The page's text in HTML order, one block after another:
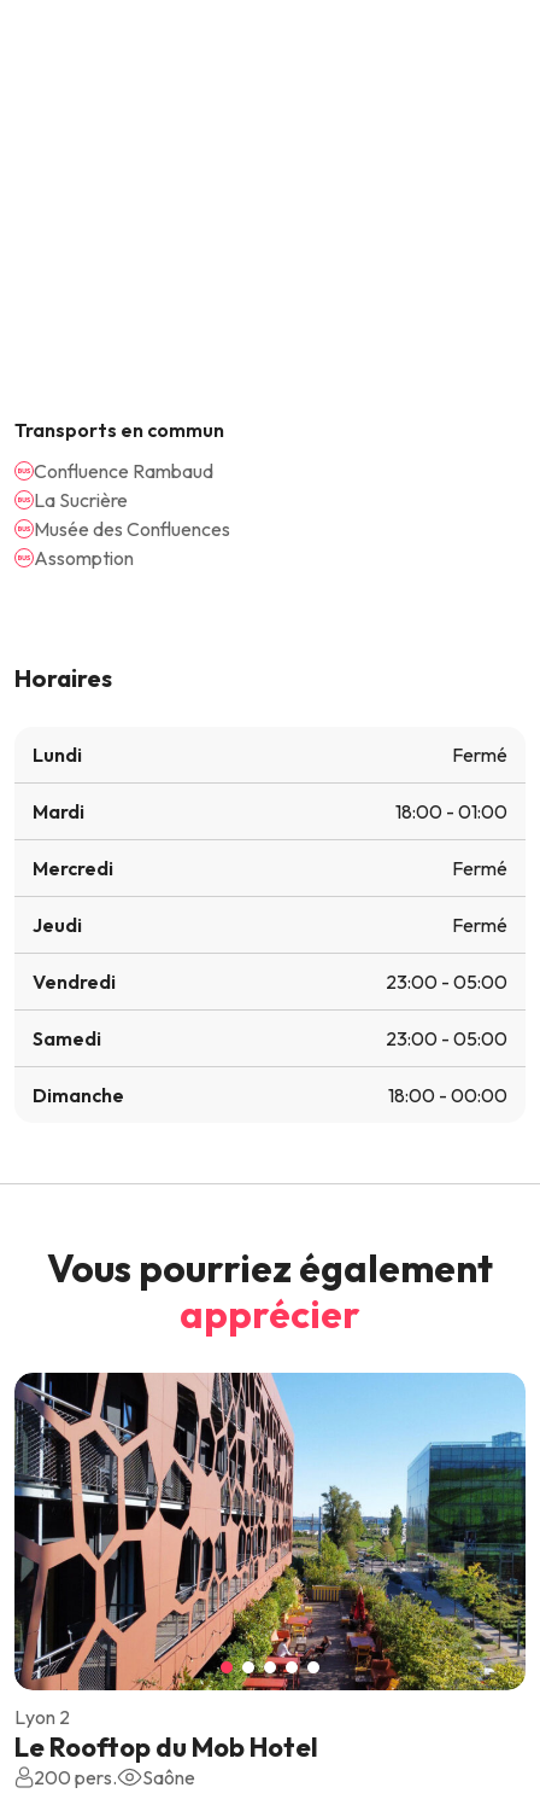
Transports en commun
Confluence Rambaud
La Sucrière
Musée des Confluences
Assomption
Horaires
Lundi Fermé
Mardi 18:00 - 01:00
Mercredi Fermé
Jeudi Fermé
Vendredi 23:00 - 05:00
Samedi 23:00 - 05:00
Dimanche 18:00 - 00:00
Vous pourriez également
apprécier
Lyon 2
Le Rooftop du Mob Hotel
200 pers. Saône